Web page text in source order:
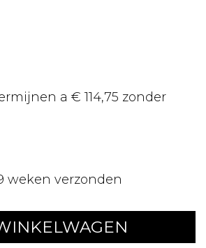
a € 114,75 zonder
weken verzonden